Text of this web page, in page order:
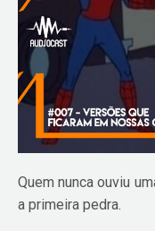
Quem nunca ouviu
a primeira pedra.